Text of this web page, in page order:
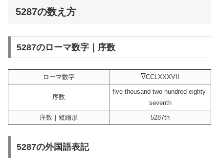
5287の数え方
5287のローマ数字｜序数
ローマ数字 VCCLXXXVII
序数
five thousand two hundred eighty-
seventh
序数｜短縮形
5287th
5287の外国語表記